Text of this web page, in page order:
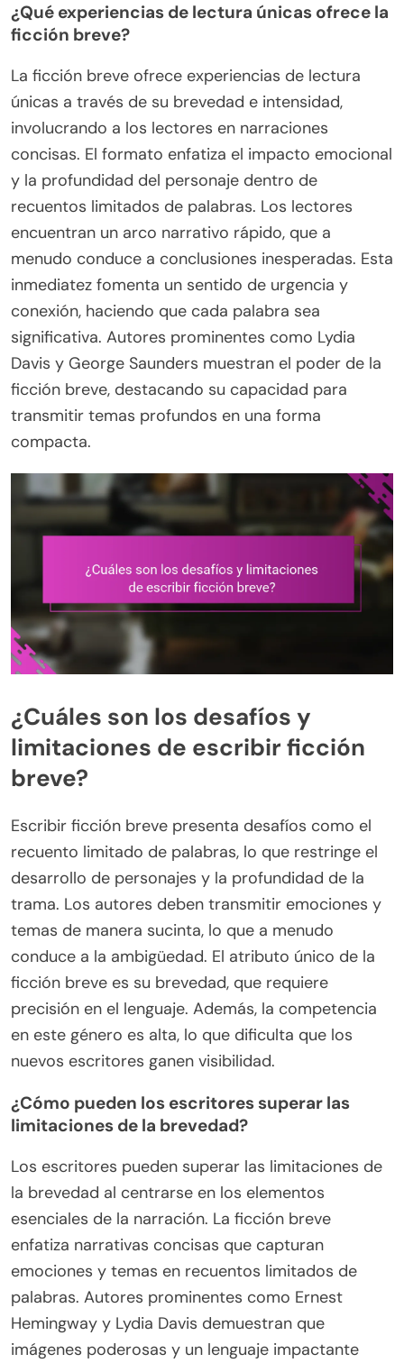
¿Qué experiencias de lectura únicas ofrece la
ficción breve?
La ficción breve ofrece experiencias de lectura
únicas a través de su brevedad e intensidad,
involucrando a los lectores en narraciones
concisas. El formato enfatiza el impacto emocional
y la profundidad del personaje dentro de
recuentos limitados de palabras. Los lectores
encuentran un arco narrativo rápido, que a
menudo conduce a conclusiones inesperadas. Esta
inmediatez fomenta un sentido de urgencia y
conexión, haciendo que cada palabra sea
significativa. Autores prominentes como Lydia
Davis y George Saunders muestran el poder de la
ficción breve, destacando su capacidad para
transmitir temas profundos en una forma
compacta.
¿Cuáles son los desafíos y
limitaciones de escribir ficción
breve?
Escribir ficción breve presenta desafíos como el
recuento limitado de palabras, lo que restringe el
desarrollo de personajes y la profundidad de la
trama. Los autores deben transmitir emociones y
temas de manera sucinta, lo que a menudo
conduce a la ambigüedad. El atributo único de la
ficción breve es su brevedad, que requiere
precisión en el lenguaje. Además, la competencia
en este género es alta, lo que dificulta que los
nuevos escritores ganen visibilidad.
¿Cómo pueden los escritores superar las
limitaciones de la brevedad?
Los escritores pueden superar las limitaciones de
la brevedad al centrarse en los elementos
esenciales de la narración. La ficción breve
enfatiza narrativas concisas que capturan
emociones y temas en recuentos limitados de
palabras. Autores prominentes como Ernest
Hemingway y Lydia Davis demuestran que
imágenes poderosas y un lenguaje impactante